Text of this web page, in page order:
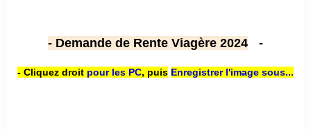
- Demande de Rente Viagère 2024 -
- Cliquez droit pour les PC, puis Enregistrer l'image sous...